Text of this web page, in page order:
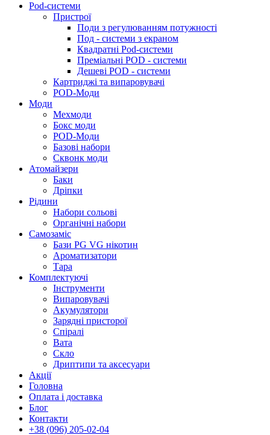
Pod-системи
Пристрої
Поди з регулюванням потужності
Под - системи з екраном
Квадратні Pod-системи
Преміальні POD - системи
Дешеві POD - системи
Картриджі та випаровувачі
POD-Моди
Моди
Мехмоди
Бокс моди
POD-Моди
Базові набори
Сквонк моди
Атомайзери
Баки
Дріпки
Рідини
Набори сольові
Органічні набори
Самозаміс
Бази PG VG нікотин
Ароматизатори
Тара
Комплектуючі
Інструменти
Випаровувачі
Акумулятори
Зарядні присторої
Спіралі
Вата
Скло
Дриптипи та аксесуари
Акції
Головна
Оплата і доставка
Блог
Контакти
+38 (096) 205-02-04